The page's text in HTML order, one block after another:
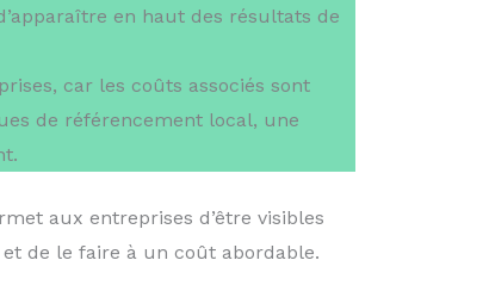
en haut des résultats de
car les coûts associés sont
de référencement local, une
aux entreprises d’être visibles
de le faire à un coût abordable.